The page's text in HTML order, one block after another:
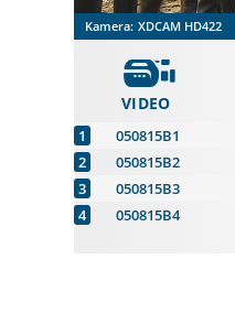
Kamera: XDCAM HD422
VIDEO
050815B1
050815B2
050815B3
050815B4